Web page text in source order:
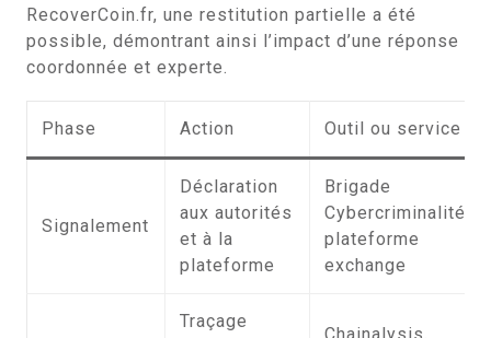
RecoverCoin.fr, une restitution partielle a été
possible, démontrant ainsi l’impact d’une réponse
coordonnée et experte.
Phase Action Outil ou service
Signalement
Déclaration
aux autorités
et à la
plateforme
Brigade
Cybercriminalité,
plateforme
exchange
Traçage
Chainalysis,